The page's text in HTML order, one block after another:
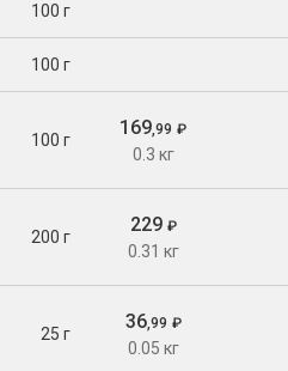
100 г
100 г
100 г
169,99 ₽
0.3 кг
200 г
229 ₽
0.31 кг
25 г
36,99 ₽
0.05 кг